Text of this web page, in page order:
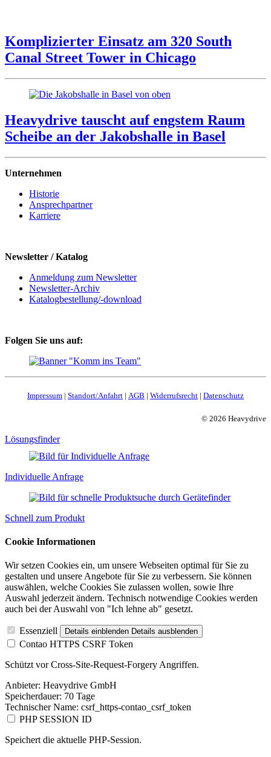
Komplizierter Einsatz am 320 South
Canal Street Tower in Chicago
Heavydrive tauscht auf engstem Raum
Scheibe an der Jakobshalle in Basel
Unternehmen
Historie
Ansprechpartner
Karriere
Newsletter / Katalog
Anmeldung zum Newsletter
Newsletter-Archiv
Katalogbestellung/-download
Folgen Sie uns auf:
Impressum | Standort/Anfahrt | AGB | Widerrufsrecht | Datenschutz
© 2026 Heavydrive
Lösungsfinder
Individuelle Anfrage
Schnell zum Produkt
Cookie Informationen
Wir setzen Cookies ein, um unsere Webseiten optimal für Sie zu
gestalten und unsere Angebote für Sie zu verbessern. Sie können
auswählen, welche Cookies Sie zulassen wollen, sowie Ihre
Auswahl jederzeit ändern. Technisch notwendige Cookies werden
auch bei der Auswahl von "Ich lehne ab" gesetzt.
Essenziell Details einblenden Details ausblenden
Contao HTTPS CSRF Token
Schützt vor Cross-Site-Request-Forgery Angriffen.
Anbieter: Heavydrive GmbH
Speicherdauer: 70 Tage
Technischer Name: csrf_https-contao_csrf_token
PHP SESSION ID
Speichert die aktuelle PHP-Session.